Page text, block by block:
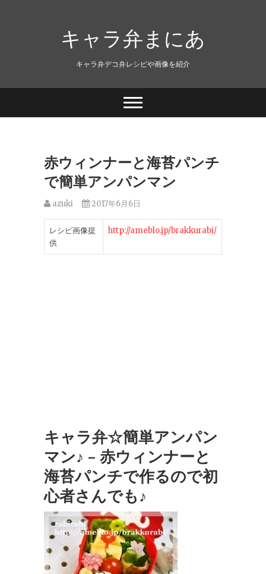
キャラ弁まにあ
キャラ弁デコ弁レシピや画像を紹介
赤ウィンナーと海苔パンチ
で簡単アンパンマン
azuki 2017年6月6日
レシピ画像提
供
http://ameblo.jp/brakkurabi/
キャラ弁☆簡単アンパン
マン♪ – 赤ウィンナーと
海苔パンチで作るので初
心者さんでも♪